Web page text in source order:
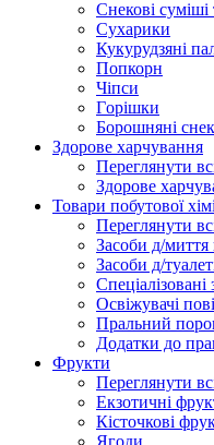
Снекові суміші
Сухарики
Кукурудзяні
Попкорн
Чіпси
Гoрішки
Борошняні
Здорове харчування
Переглянути
Здорове
Товари побутової
Переглянути
Засоби д/миття
Засоби д/
Освіжувачі
Пральний
Додатки до
Фрукти
Переглянути
Екзoтичні
Кісточкові
Ягоди